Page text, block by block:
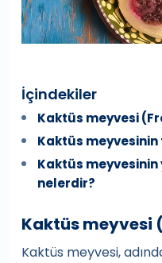
İçindekiler
Kaktüs meyvesi
Kaktüs
Kaktüs
nelerdir?
Kaktüs meyvesi
Kaktüs meyvesi,